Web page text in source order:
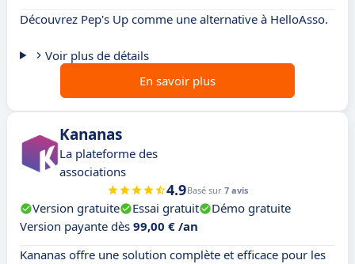
Découvrez Pep's Up comme une alternative à HelloAsso.
Voir plus de détails
En savoir plus
Kananas
La plateforme des
associations
4.9Basé sur 7 avis
Version gratuite Essai gratuit
Démo gratuite
Version payante dès 99,00 € /an
Kananas offre une solution complète et efficace pour les